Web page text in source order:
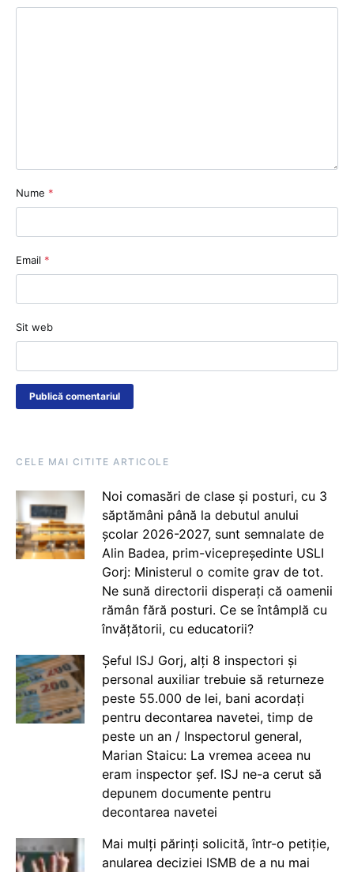
Nume *
Email *
Sit web
CELE MAI CITITE ARTICOLE
Noi comasări de clase și posturi, cu 3
săptămâni până la debutul anului
școlar 2026-2027, sunt semnalate de
Alin Badea, prim-vicepreședinte USLI
Gorj: Ministerul o comite grav de tot.
Ne sună directorii disperați că oamenii
rămân fără posturi. Ce se întâmplă cu
învățătorii, cu educatorii?
Șeful ISJ Gorj, alți 8 inspectori și
personal auxiliar trebuie să returneze
peste 55.000 de lei, bani acordați
pentru decontarea navetei, timp de
peste un an / Inspectorul general,
Marian Staicu: La vremea aceea nu
eram inspector șef. ISJ ne-a cerut să
depunem documente pentru
decontarea navetei
Mai mulți părinți solicită, într-o petiție,
anularea deciziei ISMB de a nu mai